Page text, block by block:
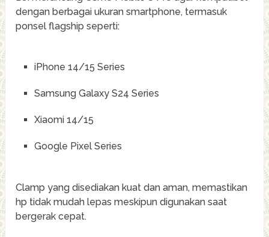
dengan berbagai ukuran smartphone, termasuk
ponsel flagship seperti:
iPhone 14/15 Series
Samsung Galaxy S24 Series
Xiaomi 14/15
Google Pixel Series
Clamp yang disediakan kuat dan aman, memastikan
hp tidak mudah lepas meskipun digunakan saat
bergerak cepat.